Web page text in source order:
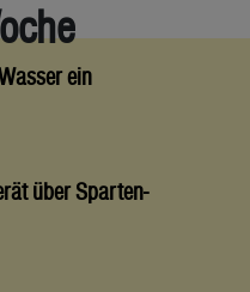
ein
über Sparten-